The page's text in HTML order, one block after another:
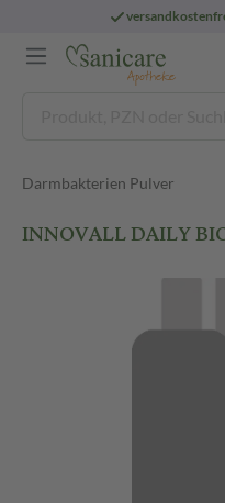
Darmbakterien Pulver
INNOVALL DAILY